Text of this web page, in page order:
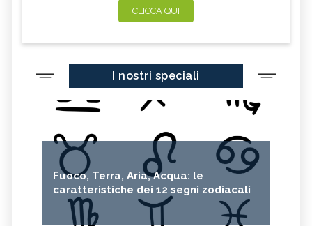
CLICCA QUI
I nostri speciali
Fuoco, Terra, Aria, Acqua: le
caratteristiche dei 12 segni zodiacali